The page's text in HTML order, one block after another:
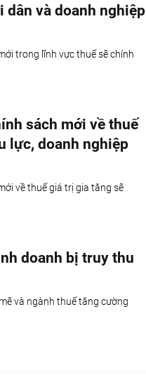
và doanh nghiệp
trong lĩnh vực thuế sẽ chính
sách mới về thuế
lực, doanh nghiệp
về thuế giá trị gia tăng sẽ
doanh bị truy thu
và ngành thuế tăng cường